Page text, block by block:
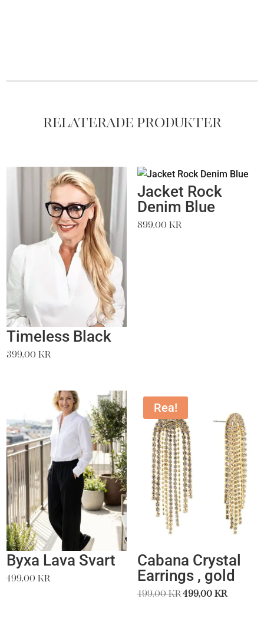
Relaterade produkter
Timeless Black
399,00kr
Jacket Rock
Denim Blue
899,00 kr
Byxa Lava Svart
499,00kr
Rea!
Cabana Crystal
Earrings , gold
499,00krDet
499,00 krDet